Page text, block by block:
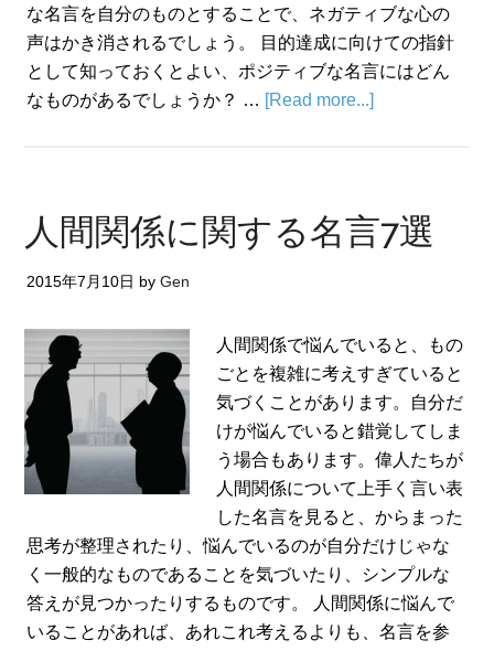
な名言を自分のものとすることで、ネガティブな心の
声はかき消されるでしょう。 目的達成に向けての指針
として知っておくとよい、ポジティブな名言にはどん
なものがあるでしょうか？ … [Read more...]
人間関係に関する名言7選
2015年7月10日 byGen
人間関係で悩んでいると、もの
ごとを複雑に考えすぎていると
気づくことがあります。自分だ
けが悩んでいると錯覚してしま
う場合もあります。偉人たちが
人間関係について上手く言い表
した名言を見ると、からまった
思考が整理されたり、悩んでいるのが自分だけじゃな
く一般的なものであることを気づいたり、シンプルな
答えが見つかったりするものです。 人間関係に悩んで
いることがあれば、あれこれ考えるよりも、名言を参